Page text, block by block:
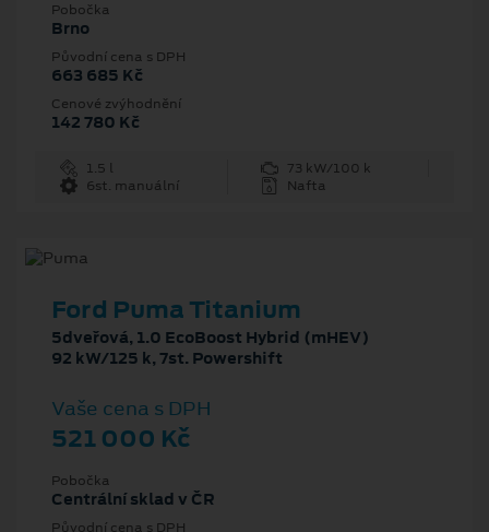
Pobočka
Brno
Původní cena s DPH
663 685 Kč
Cenové zvýhodnění
142 780 Kč
1.5 l
73 kW/100 k
6st. manuální
Nafta
Ford Puma Titanium
5dveřová, 1.0 EcoBoost Hybrid (mHEV)
92 kW/125 k, 7st. Powershift
Vaše cena s DPH
521 000 Kč
Pobočka
Centrální sklad v ČR
Původní cena s DPH